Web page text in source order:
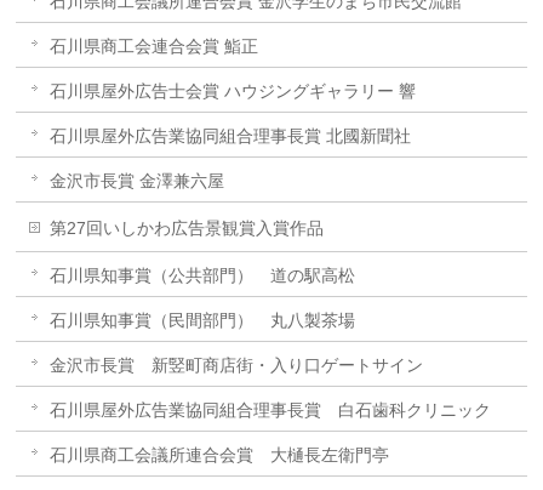
石川県商工会連合会賞 鮨正
石川県屋外広告士会賞 ハウジングギャラリー 響
石川県屋外広告業協同組合理事長賞 北國新聞社
金沢市長賞 金澤兼六屋
第27回いしかわ広告景観賞入賞作品
石川県知事賞（公共部門） 道の駅高松
石川県知事賞（民間部門） 丸八製茶場
金沢市長賞 新竪町商店街・入り口ゲートサイン
石川県屋外広告業協同組合理事長賞 白石歯科クリニック
石川県商工会議所連合会賞 大樋長左衛門亭